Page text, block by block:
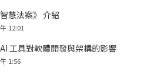
慧法案》 介紹
12:01
工具對軟體開發與架構的影響
1:56